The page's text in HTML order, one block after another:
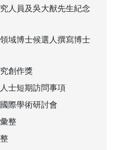
人員及吳大猷先生紀念
域博士候選人撰寫博士
創作獎
士短期訪問事項
際學術研討會
整